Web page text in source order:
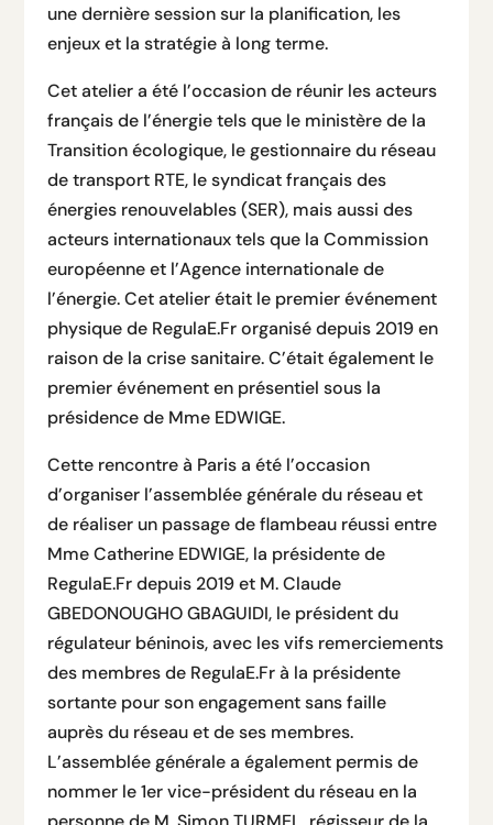
une dernière session sur la planification, les
enjeux et la stratégie à long terme.
Cet atelier a été l’occasion de réunir les acteurs
français de l’énergie tels que le ministère de la
Transition écologique, le gestionnaire du réseau
de transport RTE, le syndicat français des
énergies renouvelables (SER), mais aussi des
acteurs internationaux tels que la Commission
européenne et l’Agence internationale de
l’énergie. Cet atelier était le premier événement
physique de RegulaE.Fr organisé depuis 2019 en
raison de la crise sanitaire. C’était également le
premier événement en présentiel sous la
présidence de Mme EDWIGE.
Cette rencontre à Paris a été l’occasion
d’organiser l’assemblée générale du réseau et
de réaliser un passage de flambeau réussi entre
Mme Catherine EDWIGE, la présidente de
RegulaE.Fr depuis 2019 et M. Claude
GBEDONOUGHO GBAGUIDI, le président du
régulateur béninois, avec les vifs remerciements
des membres de RegulaE.Fr à la présidente
sortante pour son engagement sans faille
auprès du réseau et de ses membres.
L’assemblée générale a également permis de
nommer le 1er vice-président du réseau en la